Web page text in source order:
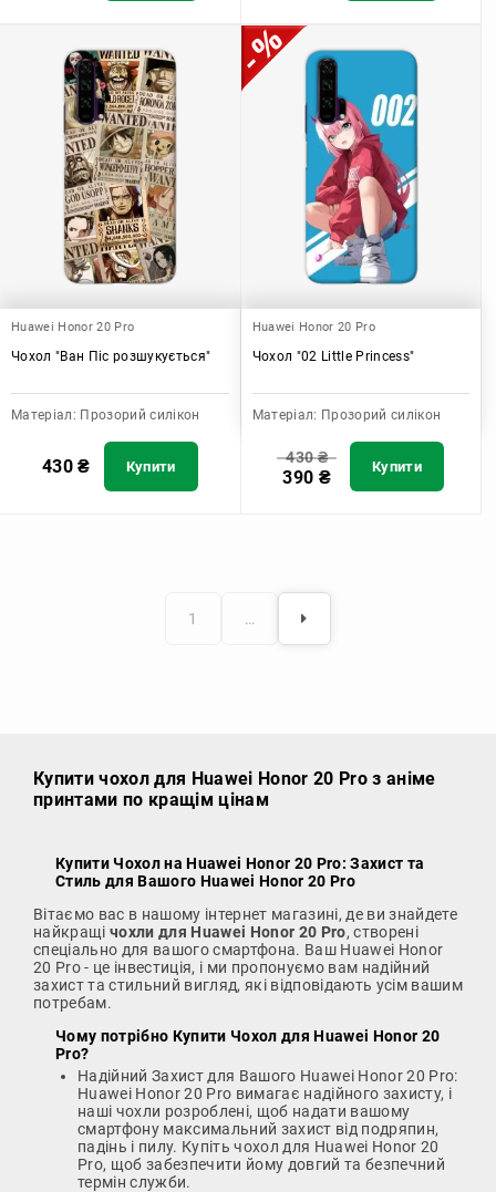
Huawei Honor 20 Pro
Чохол "Ван Піс розшукується"
Матеріал: Прозорий силікон
430₴ Купити
Huawei Honor 20 Pro
Чохол "02 Little Princess"
Матеріал: Прозорий силікон
430₴
390 ₴ Купити
1 …
Купити чохол для Huawei Honor 20 Pro з аніме
принтами по кращім цінам
Купити Чохол на Huawei Honor 20 Pro: Захист та
Стиль для Вашого Huawei Honor 20 Pro
Вітаємо вас в нашому інтернет магазині, де ви знайдете
найкращі чохли для Huawei Honor 20 Pro, створені
спеціально для вашого смартфона. Ваш Huawei Honor
20 Pro - це інвестиція, і ми пропонуємо вам надійний
захист та стильний вигляд, які відповідають усім вашим
потребам.
Чому потрібно Купити Чохол для Huawei Honor 20
Pro?
Надійний Захист для Вашого Huawei Honor 20 Pro:
Huawei Honor 20 Pro вимагає надійного захисту, і
наші чохли розроблені, щоб надати вашому
смартфону максимальний захист від подряпин,
падінь і пилу. Купіть чохол для Huawei Honor 20
Pro, щоб забезпечити йому довгий та безпечний
термін служби.